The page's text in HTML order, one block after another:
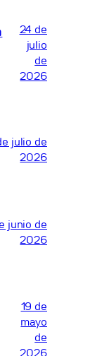
24 de
julio
de
2026
julio de
2026
junio de
2026
19 de
mayo
de
2026